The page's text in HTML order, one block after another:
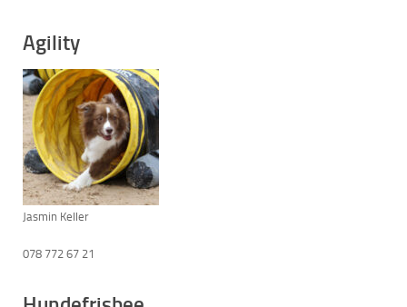
Agility
Jasmin Keller
078 772 67 21